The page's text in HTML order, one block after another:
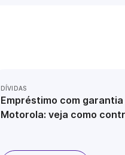
DÍVIDAS
Empréstimo com
Motorola: veja como